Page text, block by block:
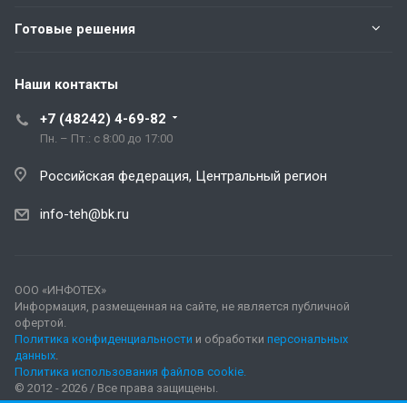
Готовые решения
Наши контакты
+7 (48242) 4-69-82
Пн. – Пт.: с 8:00 до 17:00
Российская федерация, Центральный регион
info-teh@bk.ru
ООО «ИНФОТЕХ»
Информация, размещенная на сайте, не является публичной
офертой.
Политика конфиденциальности и обработки персональных
данных.
Политика использования файлов cookie.
© 2012 - 2026 / Все права защищены.